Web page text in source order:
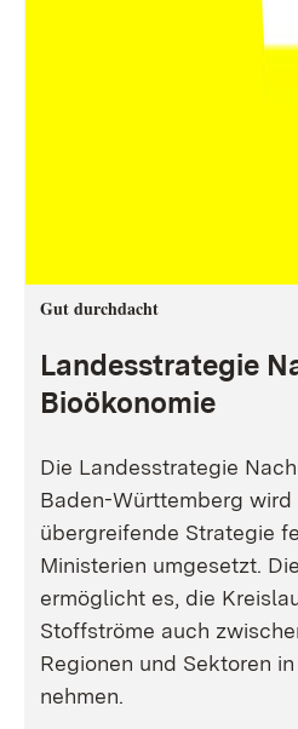
Gut durchdacht
Landesstrategie
Bioökonomie
Die Landesstrategie
Baden-Württemberg wird
übergreifende Strategie
Ministerien umgesetzt.
ermöglicht es, die
Stoffströme auch
Regionen und Sektoren
nehmen.